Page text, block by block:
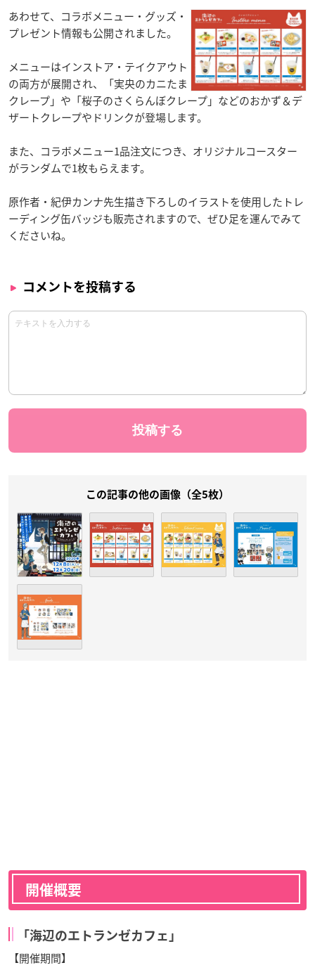
あわせて、コラボメニュー・グッズ・
プレゼント情報も公開されました。
メニューはインストア・テイクアウト
の両方が展開され、「実央のカニたま
クレープ」や「桜子のさくらんぼクレープ」などのおかず＆デ
ザートクレープやドリンクが登場します。
また、コラボメニュー1品注文につき、オリジナルコースター
がランダムで1枚もらえます。
原作者・紀伊カンナ先生描き下ろしのイラストを使用したトレ
ーディング缶バッジも販売されますので、ぜひ足を運んでみて
くださいね。
コメントを投稿する
この記事の他の画像（全5枚）
開催概要
「海辺のエトランゼカフェ」
【開催期間】